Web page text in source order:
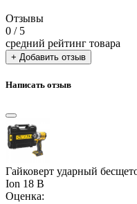
Отзывы
0 / 5
средний рейтинг товара
+ Добавить отзыв
Написать отзыв
Гайковерт ударный
Ion 18 В
Оценка: